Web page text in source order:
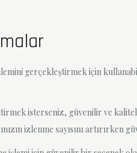
gerçekleştirmek için
isterseniz, güvenilir ve
izlenme sayısını artırırken